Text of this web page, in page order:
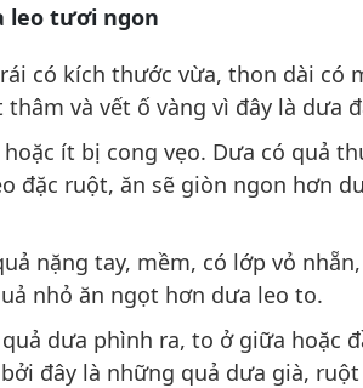
leo tươi ngon
có kích thước vừa, thon dài có
và vết ố vàng vì đây là dưa
ít bị cong vẹo. Dưa có quả
đặc ruột, ăn sẽ giòn ngon hơn
nặng tay, mềm, có lớp vỏ
nhỏ ăn ngọt hơn dưa leo to.
dưa phình ra, to ở giữa hoặc
đây là những quả dưa già,